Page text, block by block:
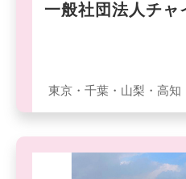
一般社団法人チャ
東京・千葉・山梨・高知